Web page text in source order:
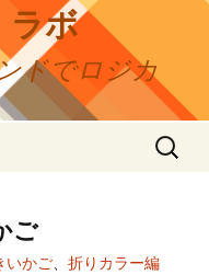
ラボ
ドでロジカ
検
索:
ご
いかご、 折りカラー編